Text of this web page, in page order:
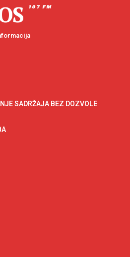
107 FM
SADRŽAJA BEZ DOZVOLE